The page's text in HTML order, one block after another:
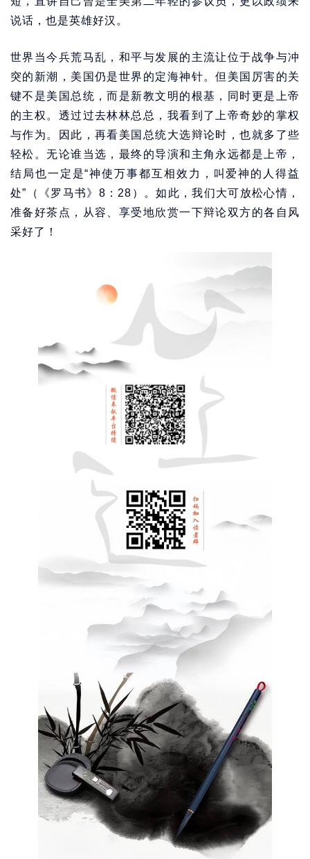
说话，也是英雄好汉。
世界当今兵荒马乱，和平与发展的主流让位于战争与冲
突的新潮，美国仍是世界的定海神针。但美国厉害的关
键不是美国总统，而是新教文明的根基，同时更是上帝
的主权。透过过去林林总总，我看到了上帝奇妙的掌权
与作为。因此，再看美国总统大选辩论时，也就多了些
轻松。无论谁当选，最终的导演和主角永远都是上帝，
结局也一定是“神使万事都互相效力，叫爱神的人得益
处”（《罗马书》8：28）。如此，我们大可放松心情，
准备好茶点，从容、享受地欣赏一下辩论双方的各自风
采好了！